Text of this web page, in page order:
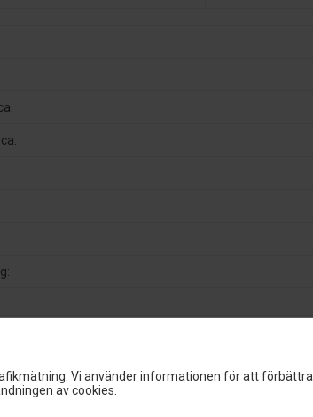
Vi använder informationen för att förbättra
av cookies.